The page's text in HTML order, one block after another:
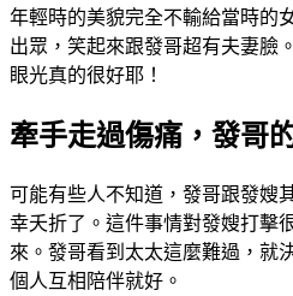
年輕時的美貌完全不輸給當時的
出眾，笑起來跟發哥超有夫妻臉
眼光真的很好耶！
牽手走過傷痛，發哥
可能有些人不知道，發哥跟發嫂
幸夭折了。這件事情對發嫂打擊
來。發哥看到太太這麼難過，就
個人互相陪伴就好。